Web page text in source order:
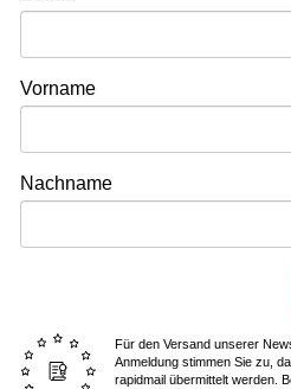
Vorname
Nachname
Für den Versand unserer
Anmeldung stimmen Sie zu,
rapidmail übermittelt werden.